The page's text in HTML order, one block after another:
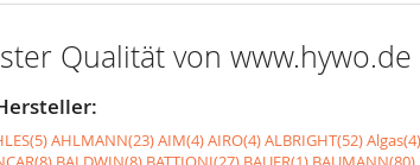
Qualität von www.hywo.de
AHLMANN(23)AIM(4)AIRO(4)ALBRIGHT(52)Algas(4)